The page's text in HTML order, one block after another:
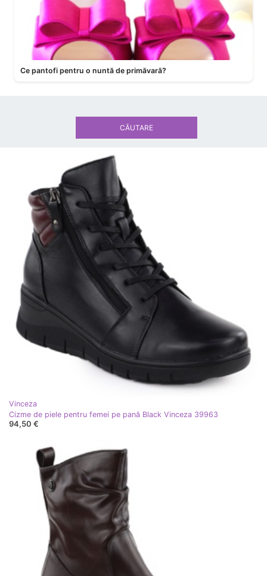
Ce pantofi pentru o nuntă de primăvară?
Vinceza
Cizme de piele pentru femei pe pană Black Vinceza 39963
94,50 €
CĂUTARE